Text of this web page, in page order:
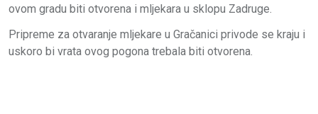
ovom gradu biti otvorena i mljekara u sklopu Zadruge.
Pripreme za otvaranje mljekare u Gračanici privode se kraju i
uskoro bi vrata ovog pogona trebala biti otvorena.